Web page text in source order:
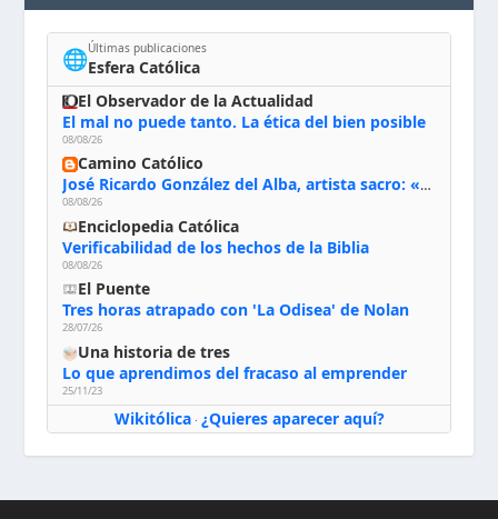
🌐Últimas publicaciones
Esfera Católica
El Observador de la Actualidad
El mal no puede tanto. La ética del bien posible
08/08/26
Camino Católico
José Ricardo González del Alba, artista sacro: «Yo oro, hablo con Dios, le pido al Espíritu Santo su inspiración y siempre pinto rezando el rosario para que sea Él quien actúe a través de mis manos»
08/08/26
Enciclopedia Católica
Verificabilidad de los hechos de la Biblia
08/08/26
El Puente
Tres horas atrapado con 'La Odisea' de Nolan
28/07/26
Una historia de tres
Lo que aprendimos del fracaso al emprender
25/11/23
Wikitólica· ¿Quieres aparecer aquí?